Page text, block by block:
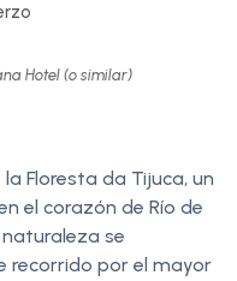
Hotel (o similar)
Floresta da Tijuca, un
el corazón de Río de
se
recorrido por el mayor